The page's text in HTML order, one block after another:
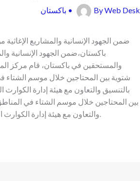
باكستان • ByWeb Desk
ضمن الجهود الإنسانية والمشاريع
باكستان،ضمن الجهود الإنسانية
شتوية بين المحتاجين خلال موسم الشتاء
بين المحتاجين خلال موسم الشتاء في
والتعاون مع هيئة إدارة الكوارث الوطنية الباكستانية، واستفاد من هذا المشروع حوالي 350 ألف فرد.